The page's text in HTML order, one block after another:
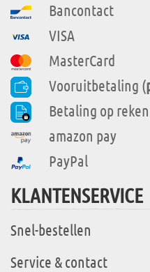
Bancontact
VISA
MasterCard
Vooruitbetaling (
Betaling op
amazon pay
PayPal
KLANTENSERVICE
Snel-bestellen
Service & contact